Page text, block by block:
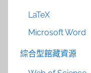
LaTeX
Microsoft Word
綜合型館藏資源